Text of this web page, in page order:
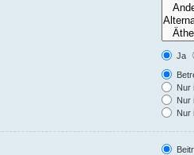
Ja
Nur
Nur
Nur